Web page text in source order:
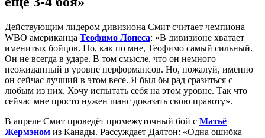
Действующим лидером дивизиона Смит считает чемпиона
WBO американца Теофимо Лопеса: «В дивизионе хватает
именитых бойцов. Но, как по мне, Теофимо самый сильный.
Он не всегда в ударе. В том смысле, что он немного
неожиданный в уровне перформансов. Но, пожалуй, именно
он сейчас лучший в этом весе. Я был бы рад сразиться с
любым из них. Хочу испытать себя на этом уровне. Так что
сейчас мне просто нужен шанс доказать свою правоту».
В апреле Смит проведёт промежуточный бой с Матьё
Жермэном из Канады. Рассуждает Далтон: «Одна ошибка